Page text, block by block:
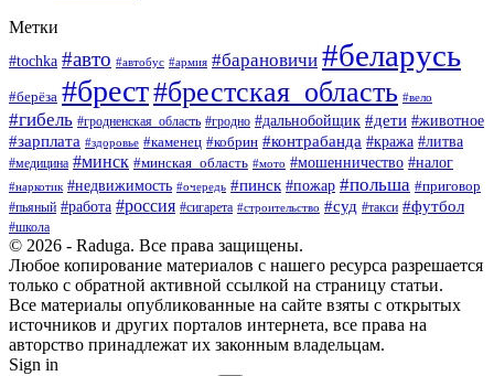
Метки
#tochka #авто #автобус #армия #барановичи #беларусь
#берёза #брест#брестская_область #вело
#гибель #гродненская_область #гродно #дальнобойщик #дети #животное
#зарплата #здоровье #каменец #кобрин #контрабанда #кража #литва
#медицина #минск #минская_область #мото #мошенничество #налог
#наркотик #недвижимость #очередь #пинск #пожар #польша #приговор
#пьяный #работа #россия #сигарета #строительство #суд #такси #футбол
#школа
© 2026 - Raduga. Все права защищены.
Любое копирование материалов с нашего ресурса разрешается
только с обратной активной ссылкой на страницу статьи.
Все материалы опубликованные на сайте взяты с открытых
источников и других порталов интернета, все права на
авторство принадлежат их законным владельцам.
Sign in